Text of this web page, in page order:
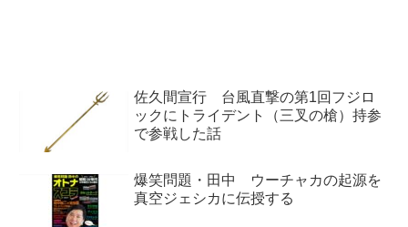
佐久間宣行 台風直撃の第1回フジロ
ックにトライデント（三叉の槍）持参
で参戦した話
爆笑問題・田中 ウーチャカの起源を
真空ジェシカに伝授する